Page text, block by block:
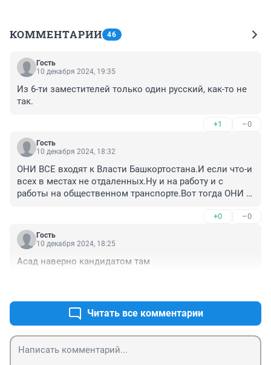
КОММЕНТАРИИ 46
Гость
10 декабря 2024, 19:35
Из 6-ти заместителей только один русский, как-то не
так.
+1 –0
Гость
10 декабря 2024, 18:32
ОНИ ВСЕ входят к Власти Башкортостана.И если что-и
всех в местах не отдаленных.Ну и на работу и с
работы на общественном транспорте.Вот тогда ОНИ
трамваях.И особенно вон -в дни "собрания"Толкачеву
и если что может и Качкаеву.А при у Хабирове-все
+0 –0
Гость
10 декабря 2024, 18:25
Асад наверно кандидатом там
Читать все комментарии